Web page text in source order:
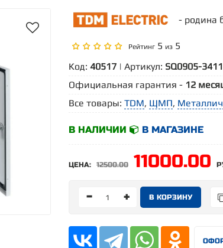
- родина
Рейтинг 5 из 5
Код: 40517 | Артикул: SQ0905-3411
Официальная гарантия - 12
Все товары: TDM, ЩМП,
В НАЛИЧИИ В МАГАЗИНЕ
ЦЕНА: 12500.00 11000.00
- +